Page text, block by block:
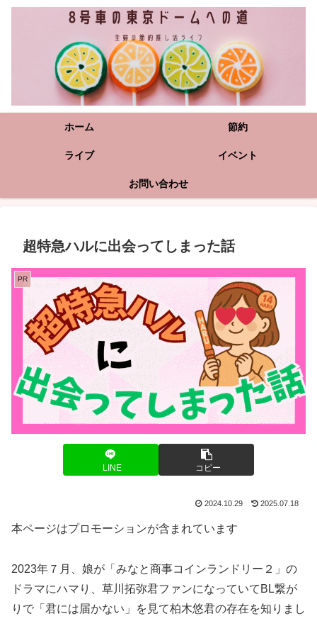
ホーム 節約
ライブ イベント
お問い合わせ
超特急ハルに出会ってしまった話
PR
LINE コピー
2024.10.29 2025.07.18
本ページはプロモーションが含まれています
2023年７月、娘が「みなと商事コインランドリー２」の
ドラマにハマり、草川拓弥君ファンになっていてBL繋が
りで「君には届かない」を見て柏木悠君の存在を知りまし